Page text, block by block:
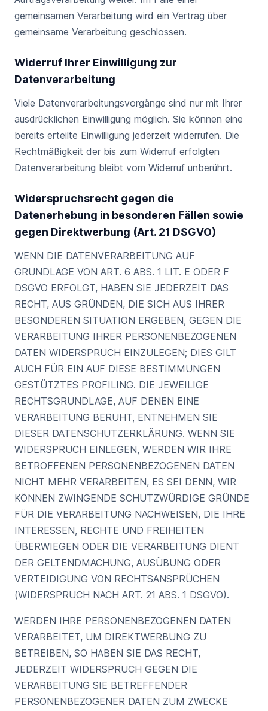
gemeinsamen Verarbeitung wird ein Vertrag über
gemeinsame Verarbeitung geschlossen.
Widerruf Ihrer Einwilligung zur
Datenverarbeitung
Viele Datenverarbeitungsvorgänge sind nur mit Ihrer
ausdrücklichen Einwilligung möglich. Sie können eine
bereits erteilte Einwilligung jederzeit widerrufen. Die
Rechtmäßigkeit der bis zum Widerruf erfolgten
Datenverarbeitung bleibt vom Widerruf unberührt.
Widerspruchsrecht gegen die
Datenerhebung in besonderen Fällen sowie
gegen Direktwerbung (Art. 21 DSGVO)
WENN DIE DATENVERARBEITUNG AUF
GRUNDLAGE VON ART. 6 ABS. 1 LIT. E ODER F
DSGVO ERFOLGT, HABEN SIE JEDERZEIT DAS
RECHT, AUS GRÜNDEN, DIE SICH AUS IHRER
BESONDEREN SITUATION ERGEBEN, GEGEN DIE
VERARBEITUNG IHRER PERSONENBEZOGENEN
DATEN WIDERSPRUCH EINZULEGEN; DIES GILT
AUCH FÜR EIN AUF DIESE BESTIMMUNGEN
GESTÜTZTES PROFILING. DIE JEWEILIGE
RECHTSGRUNDLAGE, AUF DENEN EINE
VERARBEITUNG BERUHT, ENTNEHMEN SIE
DIESER DATENSCHUTZERKLÄRUNG. WENN SIE
WIDERSPRUCH EINLEGEN, WERDEN WIR IHRE
BETROFFENEN PERSONENBEZOGENEN DATEN
NICHT MEHR VERARBEITEN, ES SEI DENN, WIR
KÖNNEN ZWINGENDE SCHUTZWÜRDIGE GRÜNDE
FÜR DIE VERARBEITUNG NACHWEISEN, DIE IHRE
INTERESSEN, RECHTE UND FREIHEITEN
ÜBERWIEGEN ODER DIE VERARBEITUNG DIENT
DER GELTENDMACHUNG, AUSÜBUNG ODER
VERTEIDIGUNG VON RECHTSANSPRÜCHEN
(WIDERSPRUCH NACH ART. 21 ABS. 1 DSGVO).
WERDEN IHRE PERSONENBEZOGENEN DATEN
VERARBEITET, UM DIREKTWERBUNG ZU
BETREIBEN, SO HABEN SIE DAS RECHT,
JEDERZEIT WIDERSPRUCH GEGEN DIE
VERARBEITUNG SIE BETREFFENDER
PERSONENBEZOGENER DATEN ZUM ZWECKE